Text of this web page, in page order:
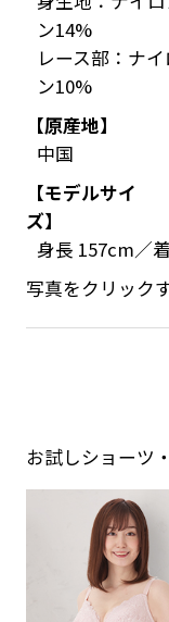
ン14%
レース部：ナ
ン10%
【原産地】
中国
【モデルサイ
ズ】
身長 157cm／
写真をクリック
お試しショーツ